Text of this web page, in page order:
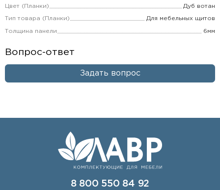
Цвет (Планки) Дуб вотан
Тип товара (Планки) Для мебельных щитов
Толщина панели 6мм
Вопрос-ответ
Задать вопрос
8 800 550 84 92